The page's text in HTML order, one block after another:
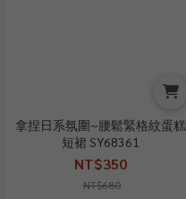
拿捏日系氛圍~腰鬆緊格紋蛋糕
短裙 SY68361
NT$350
NT$680